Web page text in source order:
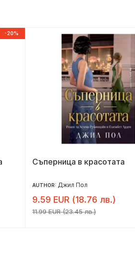
-20%
Съперница в красотата
AUTHOR: Джил Пол
9.59 EUR (18.76 лв.)
11.99 EUR (23.45 лв.)